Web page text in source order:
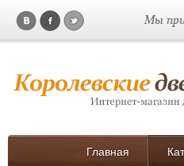
Мы
Главная